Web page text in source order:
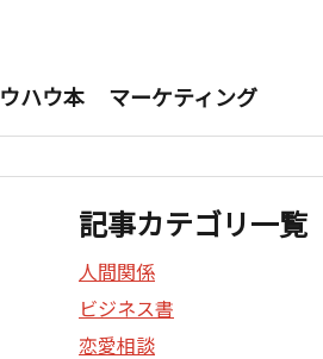
ハウ本 マーケティング
記事カテゴリ一覧
人間関係
ビジネス書
恋愛相談